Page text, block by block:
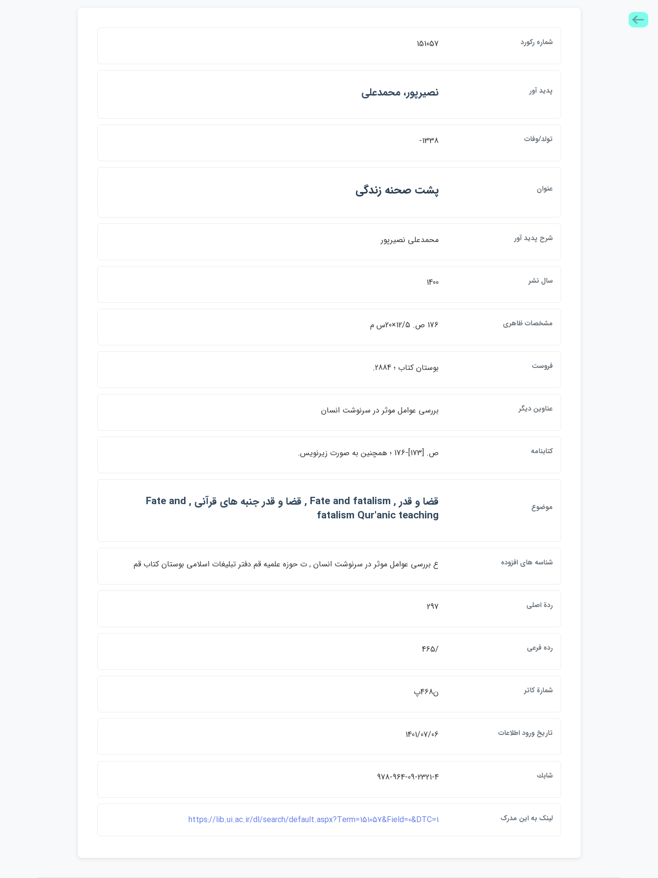
شماره ركورد 151057
پديد آور نصيرپور، محمدعلي
تولد/وفات 1338-
عنوان پشت صحنه زندگي
شرح پديد آور محمدعلي نصيرپور
سال نشر 1400
مشخصات ظاهري 176 ص. 12/5×20س م
فروست بوستان كتاب ؛ 2884.
عناوين ديگر بررسي عوامل موثر در سرنوشت انسان
كتابنامه ص. [173]-176 ؛ همچنين به صورت زيرنويس.
موضوع
قضا و قدر , Fate and fatalism , قضا و قدر جنبه هاي قرآني , Fate and
fatalism Qur'anic teaching
شناسه هاي افزوده ع بررسي عوامل موثر در سرنوشت انسان , ت حوزه علميه قم دفتر تبليغات اسلامي بوستان كتاب قم
ردة اصلي 297
رده فرعي /465
شمارة كاتر ن468پ
تاريخ ورود اطلاعات 1401/07/06
شابك 978-964-09-2321-4
لينک به اين مدرک https://lib.ui.ac.ir/dl/search/default.aspx?Term=151057&Field=0&DTC=1